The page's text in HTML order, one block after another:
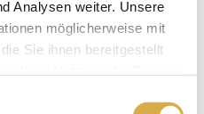
Analysen weiter. Unsere
möglicherweise mit
Sie ihnen bereitgestellt
kohäsive Gele
Hüllen und